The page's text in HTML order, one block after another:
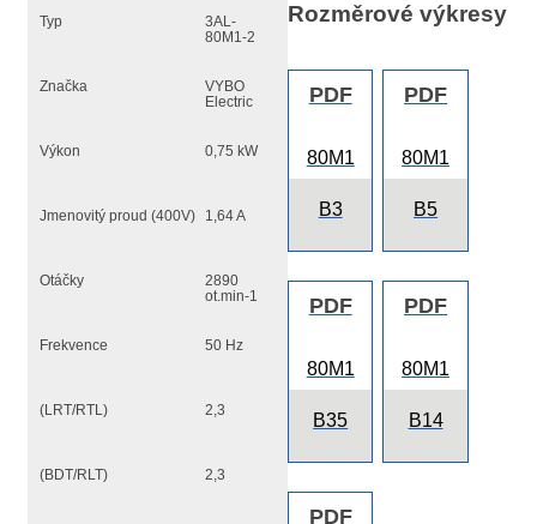
Typ
3AL-
80M1-2
Značka
VYBO
Electric
Výkon 0,75 kW
Jmenovitý proud (400V) 1,64 A
Otáčky
2890
ot.min-1
Frekvence 50 Hz
(LRT/RTL) 2,3
(BDT/RLT) 2,3
Rozměrové výkresy
PDF
80M1
B3
PDF
80M1
B5
PDF
80M1
B35
PDF
80M1
B14
PDF